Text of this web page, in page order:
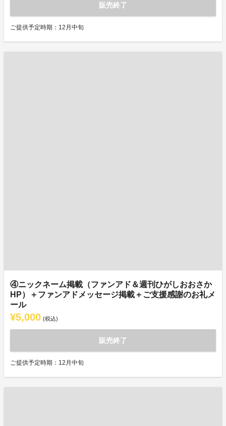
販売終了
ご提供予定時期：12月中旬
④ニックネーム掲載（ファンアド＆週刊ひがしおおさか
HP）＋ファンアドメッセージ掲載＋ご支援感謝のお礼メ
ール
¥5,000 (税込)
販売終了
ご提供予定時期：12月中旬